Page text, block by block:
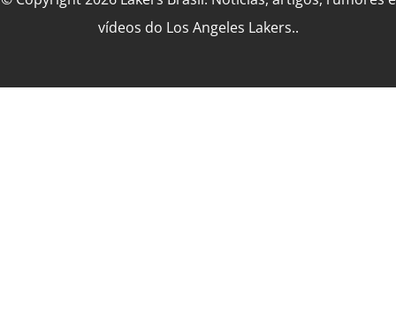
vídeos do Los Angeles Lakers..